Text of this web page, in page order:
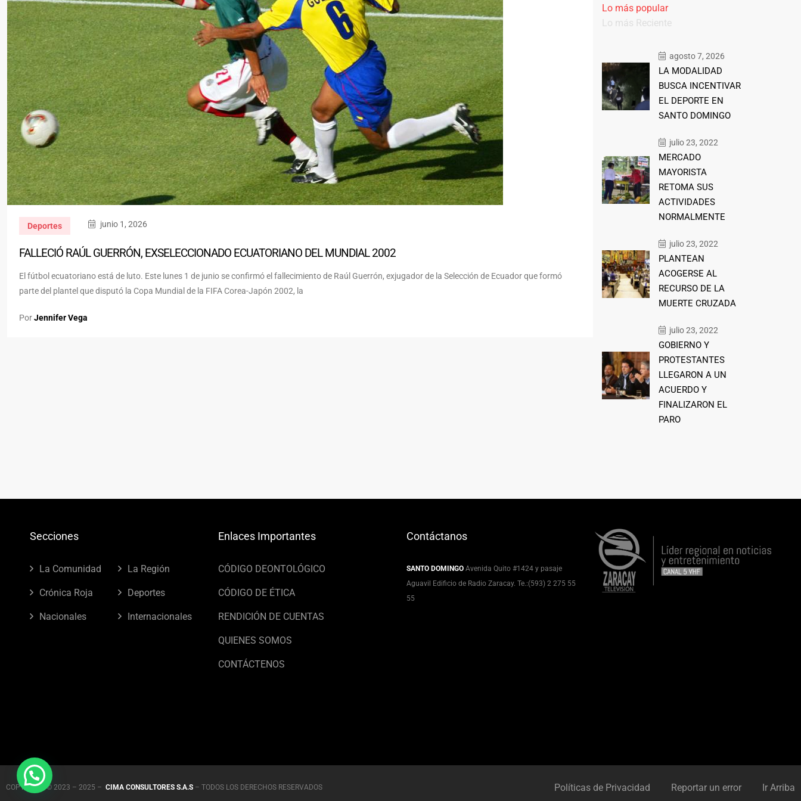
Deportes junio 1, 2026
FALLECIÓ RAÚL GUERRÓN, EXSELECCIONADO ECUATORIANO DEL MUNDIAL 2002
El fútbol ecuatoriano está de luto. Este lunes 1 de junio se confirmó el fallecimiento de Raúl Guerrón, exjugador de la Selección de Ecuador que formó
parte del plantel que disputó la Copa Mundial de la FIFA Corea-Japón 2002, la
PorJennifer Vega
Lo más popular
Lo más Reciente
agosto 7, 2026
LA MODALIDAD
BUSCA INCENTIVAR
EL DEPORTE EN
SANTO DOMINGO
julio 23, 2022
MERCADO
MAYORISTA
RETOMA SUS
ACTIVIDADES
NORMALMENTE
julio 23, 2022
PLANTEAN
ACOGERSE AL
RECURSO DE LA
MUERTE CRUZADA
julio 23, 2022
GOBIERNO Y
PROTESTANTES
LLEGARON A UN
ACUERDO Y
FINALIZARON EL
PARO
Secciones
La Comunidad La Región
Crónica Roja Deportes
Nacionales Internacionales
Enlaces Importantes
CÓDIGO DEONTOLÓGICO
CÓDIGO DE ÉTICA
RENDICIÓN DE CUENTAS
QUIENES SOMOS
CONTÁCTENOS
Contáctanos
SANTO DOMINGO Avenida Quito #1424 y pasaje
Aguavil Edificio de Radio Zaracay. Te.:(593) 2 275 55
55
COPYRIGHT © 2023 – 2025 – CIMA CONSULTORES S.A.S – TODOS LOS DERECHOS RESERVADOS Políticas de Privacidad Reportar un error Ir Arriba